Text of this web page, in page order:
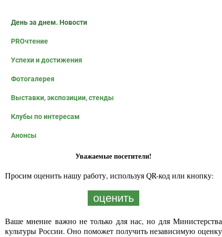
День за днем. Новости
PROчтение
Успехи и достижения
Фотогалерея
Выставки, экспозиции, стенды
Клубы по интересам
Анонсы
Уважаемые посетители!
Просим оценить нашу работу, используя QR-код или кнопку:
оценить
Ваше мнение важно не только для нас, но для Министерства
культуры России. Оно поможет получить независимую оценку